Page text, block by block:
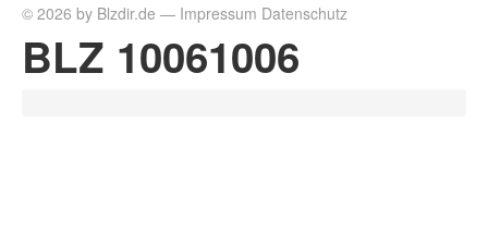
© 2026 by Blzdir.de — Impressum Datenschutz
BLZ 10061006